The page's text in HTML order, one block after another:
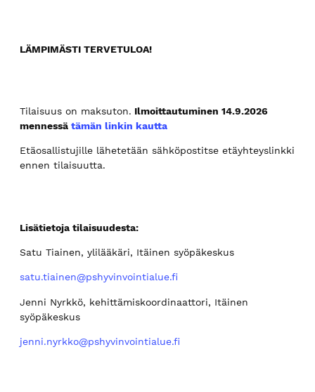
LÄMPIMÄSTI TERVETULOA!
Tilaisuus on maksuton. Ilmoittautuminen 14.9.2026
mennessä tämän linkin kautta
Etäosallistujille lähetetään sähköpostitse etäyhteyslinkki
ennen tilaisuutta.
Lisätietoja tilaisuudesta:
Satu Tiainen, ylilääkäri, Itäinen syöpäkeskus
satu.tiainen@pshyvinvointialue.fi
Jenni Nyrkkö, kehittämiskoordinaattori, Itäinen
syöpäkeskus
jenni.nyrkko@pshyvinvointialue.fi